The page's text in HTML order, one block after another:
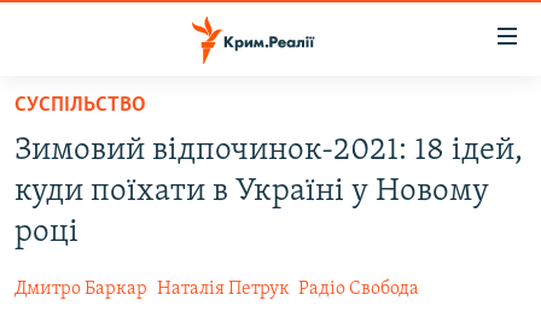
Перейти
основного
матеріалу
Перейти
до
основної
навігації
ВІДЕО ТА ФОТО
БЛОГИ
СУСПІЛЬСТВО
Зимовий відпочинок-2021: 18 ідей,
куди поїхати в Україні у Новому
році
Дмитро Баркар Наталія Петрук Радіо Свобода